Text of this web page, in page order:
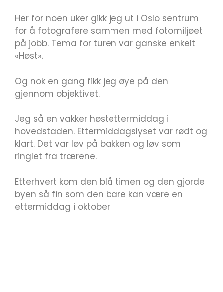
Her for noen uker gikk jeg ut i Oslo sentrum
for å fotografere sammen med fotomiljøet
på jobb. Tema for turen var ganske enkelt
«Høst».
Og nok en gang fikk jeg øye på den
gjennom objektivet.
Jeg så en vakker høstettermiddag i
hovedstaden. Ettermiddagslyset var rødt og
klart. Det var løv på bakken og løv som
ringlet fra trærene.
Etterhvert kom den blå timen og den gjorde
byen så fin som den bare kan være en
ettermiddag i oktober.